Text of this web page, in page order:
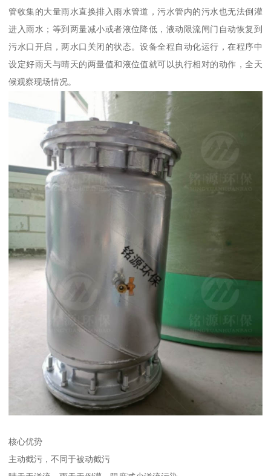
管收集的大量雨水直换排入雨水管道，污水管内的污水也无法倒灌
进入雨水；等到两量减小或者液位降低，液动限流闸门自动恢复到
污水口开启，两水口关闭的状态。设备全程自动化运行，在程序中
设定好雨天与晴天的两量值和液位值就可以执行相对的动作，全天
候观察现场情况。
核心优势
主动截污，不同于被动截污